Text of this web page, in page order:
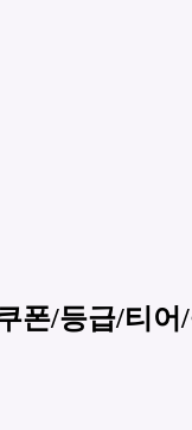
폰/등급/티어/